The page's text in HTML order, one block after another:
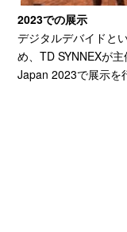
2023での展示
デジタルデバイドと
め、TD SYNNEXが
Japan 2023で展示を